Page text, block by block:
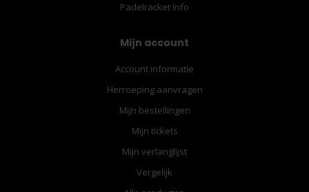
Padelracket Info
Mijn account
Account informatie
Herroeping aanvragen
Mijn bestellingen
Mijn tickets
Mijn verlanglijst
Vergelijk